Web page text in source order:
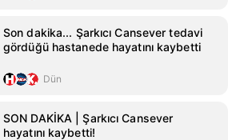
Son dakika... Şarkıcı Cansever tedavi
gördüğü hastanede hayatını kaybetti
Dün
SON DAKİKA | Şarkıcı Cansever
hayatını kaybetti!